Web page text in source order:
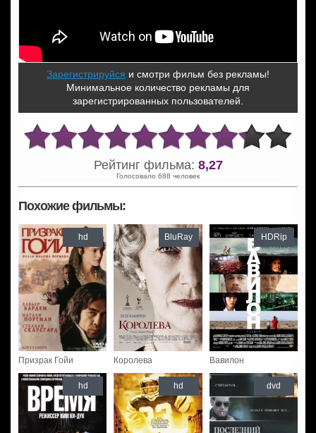
Зарегистрируйся и смотри фильм без рекламы!
Минимальное количество рекламы для
зарегистрированных пользователей.
Рейтинг фильма: 8,27
Голосовало 688 человек
Похожие фильмы:
Призрак Гойи
hd
Королева
BluRay
Вавилон
HDRip
hd hd dvd